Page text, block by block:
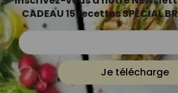
CADEAU 15 recettes SPÉCIAL
Je télécharge